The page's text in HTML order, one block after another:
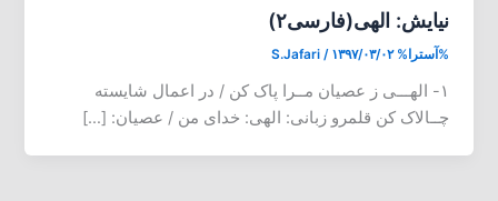
نیایش: الهی(فارسی۲)
%آسترا% S.Jafari / ۱۳۹۷/۰۳/۰۲
۱- الهـــی ز عصیان مــرا پاک کن / در اعمال شایسته
چــالاک کن قلمرو زبانی: الهی: خدای من / عصیان: […]